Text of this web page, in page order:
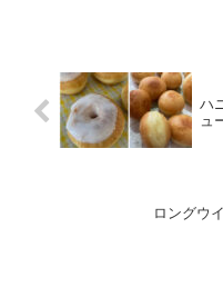
ハ
ュ
ロングウ